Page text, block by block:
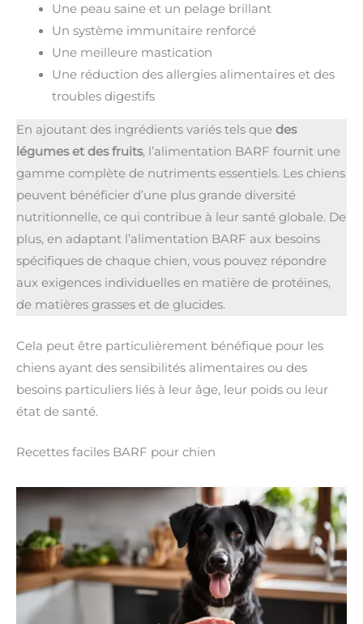
Une peau saine et un pelage brillant
Un système immunitaire renforcé
Une meilleure mastication
Une réduction des allergies alimentaires et des
troubles digestifs
En ajoutant des ingrédients variés tels que des
légumes et des fruits, l’alimentation BARF fournit une
gamme complète de nutriments essentiels. Les chiens
peuvent bénéficier d’une plus grande diversité
nutritionnelle, ce qui contribue à leur santé globale. De
plus, en adaptant l’alimentation BARF aux besoins
spécifiques de chaque chien, vous pouvez répondre
aux exigences individuelles en matière de protéines,
de matières grasses et de glucides.
Cela peut être particulièrement bénéfique pour les
chiens ayant des sensibilités alimentaires ou des
besoins particuliers liés à leur âge, leur poids ou leur
état de santé.
Recettes faciles BARF pour chien